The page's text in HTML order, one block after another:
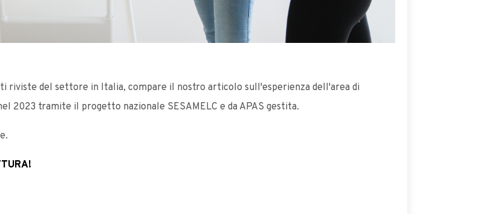
riviste del settore in Italia, compare il nostro articolo sull'esperienza dell'area di
2023 tramite il progetto nazionale SESAMELC e da APAS gestita.